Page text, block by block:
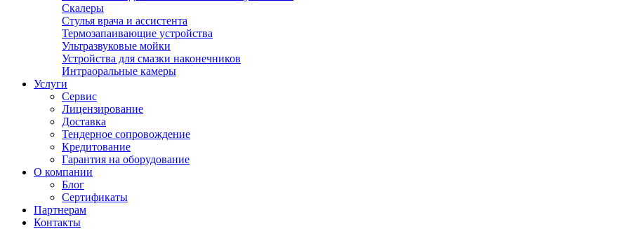
Скалеры
Стулья врача и ассистента
Термозапаивающие устройства
Ультразвуковые мойки
Устройства для смазки наконечников
Интраоральные камеры
Услуги
Сервис
Лицензирование
Доставка
Тендерное сопровождение
Кредитование
Гарантия на оборудование
О компании
Блог
Сертификаты
Партнерам
Контакты